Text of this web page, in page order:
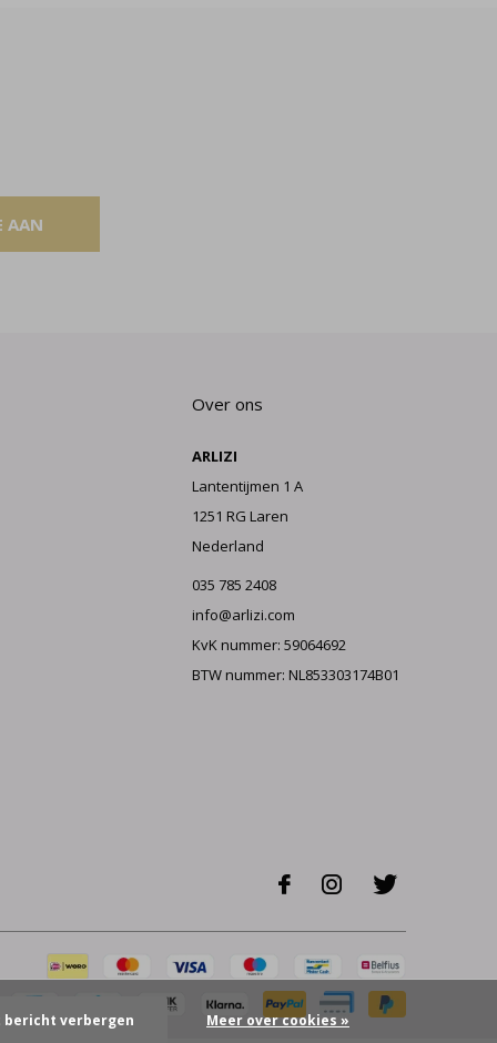
AAN
Over ons
ARLIZI
Lantentijmen 1 A
1251 RG Laren
Nederland
035 785 2408
info@arlizi.com
KvK nummer: 59064692
BTW nummer: NL853303174B01
bericht verbergen Meer over cookies »